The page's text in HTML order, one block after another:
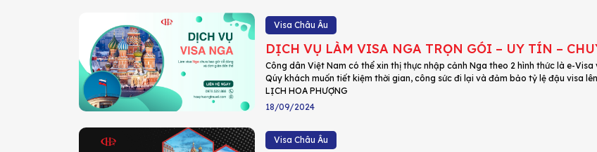
Visa Châu Âu
DỊCH VỤ LÀM VISA NGA TRỌN GÓI – UY TÍN –
Công dân Việt Nam có thể xin thị thực nhập cảnh Nga theo 2 hình thức là e-
Qúy khách muốn tiết kiệm thời gian, công sức đi lại và đảm bảo tỷ lệ đậu visa
LỊCH HOA PHƯỢNG
18/09/2024
Visa Châu Âu